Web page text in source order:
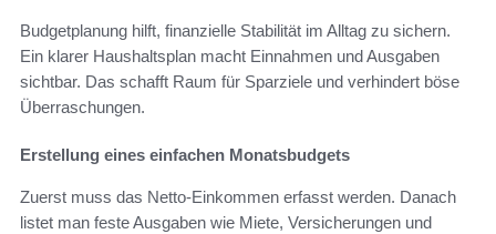
Budgetplanung hilft, finanzielle Stabilität im Alltag zu sichern.
Ein klarer Haushaltsplan macht Einnahmen und Ausgaben
sichtbar. Das schafft Raum für Sparziele und verhindert böse
Überraschungen.
Erstellung eines einfachen Monatsbudgets
Zuerst muss das Netto-Einkommen erfasst werden. Danach
listet man feste Ausgaben wie Miete, Versicherungen und